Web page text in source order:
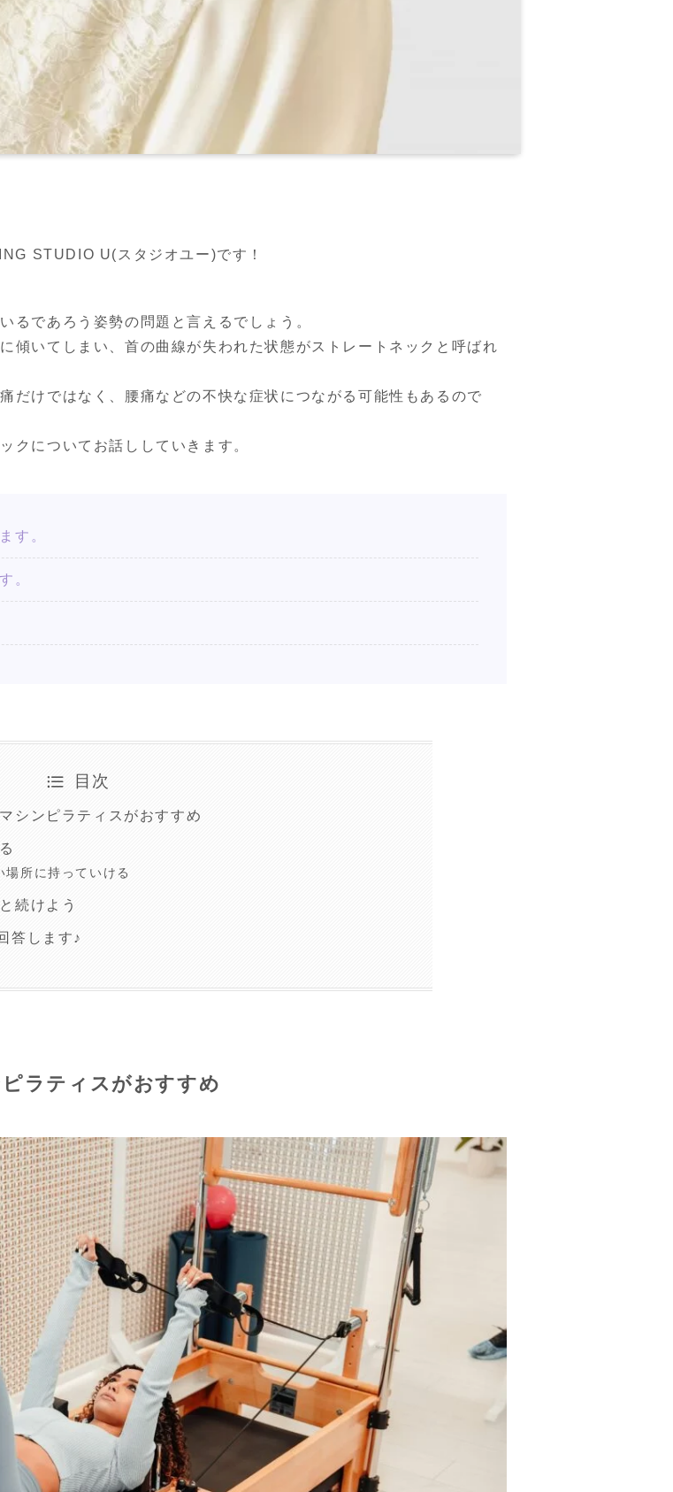
STUDIO U(スタジオユー)です！
るであろう姿勢の問題と言えるでしょう。
傾いてしまい、首の曲線が失われた状態がストレートネックと呼ばれ
だけではなく、腰痛などの不快な症状につながる可能性もあるので
クについてお話ししていきます。
す。
。
目次
シンピラティスがおすすめ
所に持っていける
続けよう
答します♪
ラティスがおすすめ